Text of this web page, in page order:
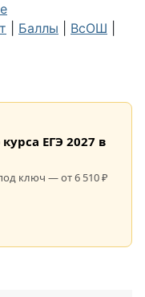
Баллы ВсОШ
ЕГЭ 2027 в
ключ — от 6 510 ₽